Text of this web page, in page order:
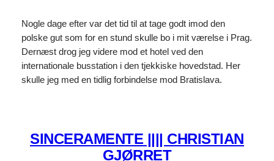
Nogle dage efter var det tid til at tage godt imod den
polske gut som for en stund skulle bo i mit værelse i Prag.
Dernæst drog jeg videre mod et hotel ved den
internationale busstation i den tjekkiske hovedstad. Her
skulle jeg med en tidlig forbindelse mod Bratislava.
SINCERAMENTE |||| CHRISTIAN
GJØRRET